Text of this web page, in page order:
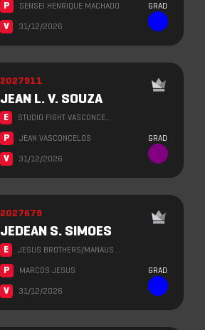
P SENSEI HENRIQUE MACHADO
V 31/12/2026
GRAD
2027911
JEAN L. V. SOUZA
E STUDIO FIGHT VASCONCE…
P JEAN VASCONCELOS
V 31/12/2026
GRAD
2027679
JEDEAN S. SIMOES
E JESUS BROTHERS/MANAUS…
P MARCOS JESUS
V 31/12/2026
GRAD